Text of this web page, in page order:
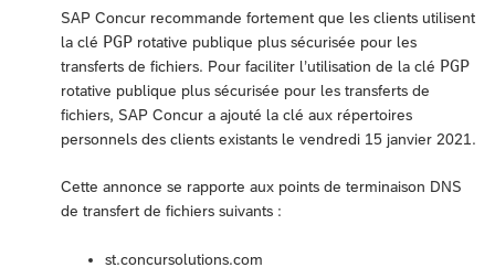
SAP Concur recommande fortement que les clients utilisent
la clé PGP rotative publique plus sécurisée pour les
transferts de fichiers. Pour faciliter l’utilisation de la clé PGP
rotative publique plus sécurisée pour les transferts de
fichiers, SAP Concur a ajouté la clé aux répertoires
personnels des clients existants le vendredi 15 janvier 2021.
Cette annonce se rapporte aux points de terminaison DNS
de transfert de fichiers suivants :
st.concursolutions.com